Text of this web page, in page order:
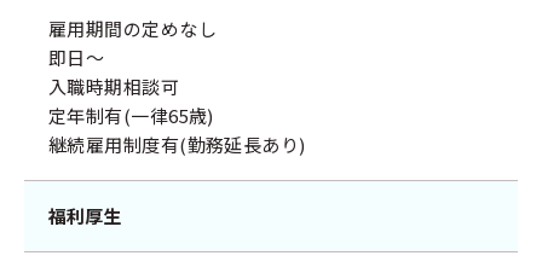
雇用期間の定めなし
即日～
入職時期相談可
定年制有(一律65歳)
継続雇用制度有(勤務延長あり)
福利厚生